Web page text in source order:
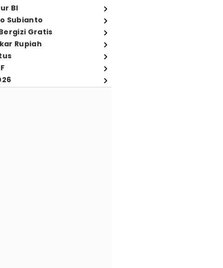
BI
Subianto
Gratis
Rupiah